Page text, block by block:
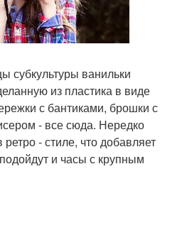
субкультуры ванильки
из пластика в виде
с бантиками, брошки с
- все сюда. Нередко
- стиле, что добавляет
и часы с крупным